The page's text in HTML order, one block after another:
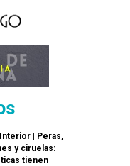
| Peras,
y ciruelas:
tienen